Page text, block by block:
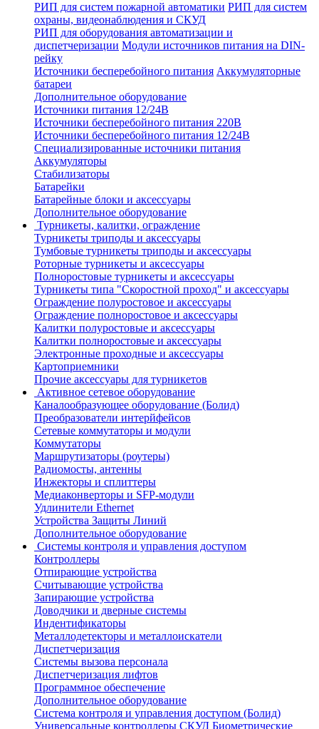
РИП для систем пожарной автоматики РИП для систем
охраны, видеонаблюдения и СКУД
РИП для оборудования автоматизации и
диспетчеризации Модули источников питания на DIN-
рейку
Источники бесперебойного питания Аккумуляторные
батареи
Дополнительное оборудование
Источники питания 12/24В
Источники бесперебойного питания 220В
Источники бесперебойного питания 12/24В
Специализированные источники питания
Аккумуляторы
Стабилизаторы
Батарейки
Батарейные блоки и аксессуары
Дополнительное оборудование
Турникеты, калитки, ограждение
Турникеты триподы и аксессуары
Тумбовые турникеты триподы и аксессуары
Роторные турникеты и аксессуары
Полноростовые турникеты и аксессуары
Турникеты типа "Скоростной проход" и аксессуары
Ограждение полуростовое и аксессуары
Ограждение полноростовое и аксессуары
Калитки полуростовые и аксессуары
Калитки полноростовые и аксессуары
Электронные проходные и аксессуары
Картоприемники
Прочие аксессуары для турникетов
Активное сетевое оборудование
Каналообразующее оборудование (Болид)
Преобразователи интерйфейсов
Сетевые коммутаторы и модули
Коммутаторы
Маршрутизаторы (роутеры)
Радиомосты, антенны
Инжекторы и сплиттеры
Медиаконверторы и SFP-модули
Удлинители Ethernet
Устройства Защиты Линий
Дополнительное оборудование
Системы контроля и управления доступом
Контроллеры
Отпирающие устройства
Считывающие устройства
Запирающие устройства
Доводчики и дверные системы
Индентификаторы
Металлодетекторы и металлоискатели
Диспетчеризация
Системы вызова персонала
Диспетчеризация лифтов
Программное обеспечение
Дополнительное оборудование
Система контроля и управления доступом (Болид)
Универсальные контроллеры СКУД Биометрические